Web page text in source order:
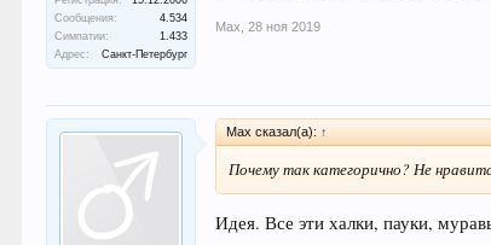
Сообщения:
4.534
Симпатии:
1.433
Адрес:
Санкт-Петербург
Max 28 ноя 2019
Max сказал(а): ↑
Почему так категорично? Не
Идея. Все эти халки, пауки,